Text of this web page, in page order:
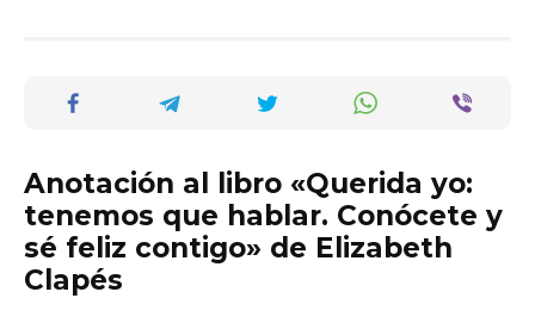
Anotación al libro «Querida yo:
tenemos que hablar. Conócete y
sé feliz contigo» de Elizabeth
Clapés